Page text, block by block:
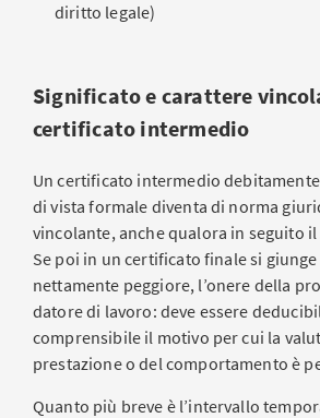
diritto legale)
Significato e carattere
certificato intermedio
Un certificato intermedio
di vista formale diventa di norma
vincolante, anche qualora in seguito
Se poi in un certificato finale si
nettamente peggiore, l’onere della
datore di lavoro: deve essere
comprensibile il motivo per cui la
prestazione o del comportamento è
Quanto più breve è l’intervallo